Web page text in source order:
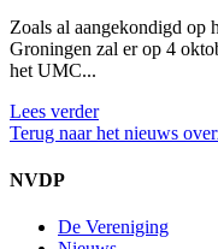
Zoals al aangekondigd op
Groningen zal er op 4
het UMC...
Lees verder
Terug naar het nieuws
NVDP
De Vereniging